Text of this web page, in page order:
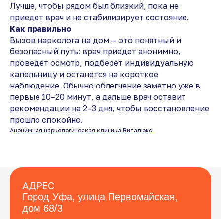
Лучше, чтобы рядом был близкий, пока не
приедет врач и не стабилизирует состояние.
Как правильно
Вызов нарколога на дом — это понятный и
безопасный путь: врач приедет анонимно,
проведёт осмотр, подберёт индивидуальную
капельницу и останется на короткое
наблюдение. Обычно облегчение заметно уже в
первые 10–20 минут, а дальше врач оставит
рекомендации на 2–3 дня, чтобы восстановление
прошло спокойно.
Анонимная наркологическая клиника Виталюкс
АДРЕС
Город Уфа, улица Первомайская,
дом 68/3